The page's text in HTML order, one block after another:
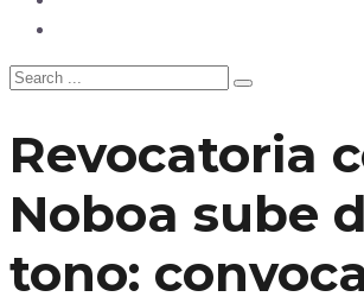
Revocatoria
Noboa sube
tono: